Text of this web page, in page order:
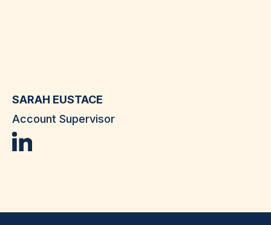
SARAH EUSTACE
Account Supervisor